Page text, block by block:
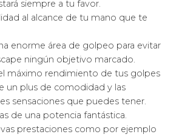
siempre a tu favor.
al alcance de tu mano que te
enorme área de golpeo para evitar
ningún objetivo marcado.
máximo rendimiento de tus golpes
un plus de comodidad y las
sensaciones que puedes tener.
de una potencia fantástica.
prestaciones como por ejemplo